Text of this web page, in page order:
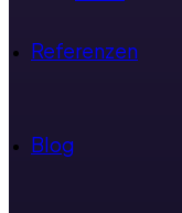
Referenzen
Blog